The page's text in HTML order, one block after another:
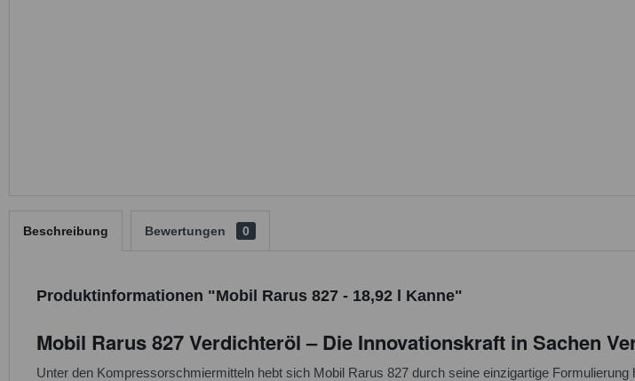
Beschreibung Bewertungen 0
Produktinformationen "Mobil Rarus 827 - 18,92 l Kanne"
Mobil Rarus 827 Verdichteröl – Die Innovationskraft in Sachen
Unter den Kompressorschmiermitteln hebt sich Mobil Rarus 827 durch seine einzigartige Formulierung